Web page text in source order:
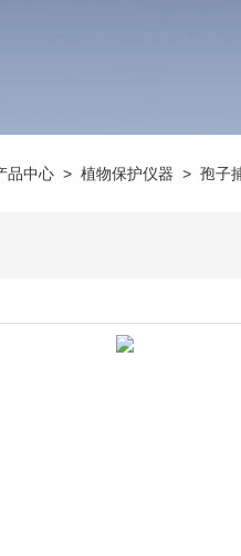
品中心> 植物保护仪器 > 孢子